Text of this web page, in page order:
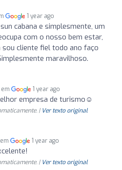
1 year ago
cabana e simplesmente, um
com o nosso bem estar,
cliente fiel todo ano faço
maravilhoso.
1 year ago
empresa de turismo☺️
| Ver texto original
1 year ago
| Ver texto original